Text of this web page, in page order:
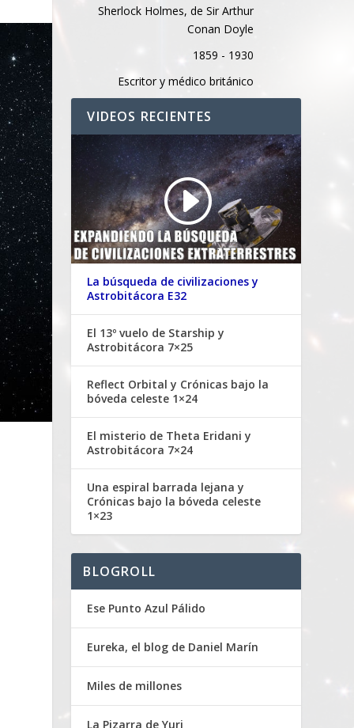
Sherlock Holmes, de Sir Arthur
Conan Doyle
1859 - 1930
Escritor y médico británico
VIDEOS RECIENTES
La búsqueda de civilizaciones y
Astrobitácora E32
El 13º vuelo de Starship y
Astrobitácora 7×25
Reflect Orbital y Crónicas bajo la
bóveda celeste 1×24
El misterio de Theta Eridani y
Astrobitácora 7×24
Una espiral barrada lejana y
Crónicas bajo la bóveda celeste
1×23
BLOGROLL
Ese Punto Azul Pálido
Eureka, el blog de Daniel Marín
Miles de millones
La Pizarra de Yuri